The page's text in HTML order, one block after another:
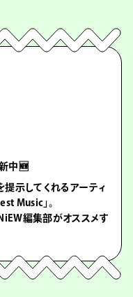
中🆕
示してくれるアーティ
Music」。
編集部がオススメす